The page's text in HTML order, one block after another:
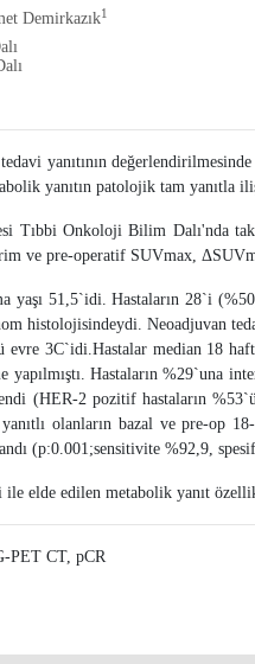
Demirkazık1
yanıtının
yanıtın patolojik tam yanıtla
Tıbbi Onkoloji Bilim
ve pre-operatif SUVmax,
yaşı 51,5`idi. Hastaların
histolojisindeydi. Neoadjuvan
3C`idi.Hastalar median 18
Hastaların %29`una
(HER-2 pozitif hastaların
olanların bazal ve pre-op
(p:0.001;sensitivite %92,9,
elde edilen metabolik yanıt
PET CT, pCR